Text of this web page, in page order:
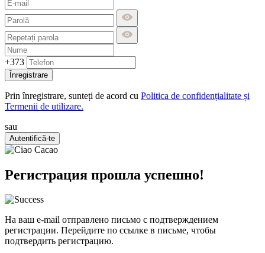
+373
Înregistrare
Prin înregistrare, sunteți de acord cu Politica de confidențialitate și
Termenii de utilizare.
sau
Autentifică-te
Регистрация прошла успешно!
На ваш e-mail отправлено письмо с подтверждением
регистрации. Перейдите по ссылке в письме, чтобы
подтвердить регистрацию.